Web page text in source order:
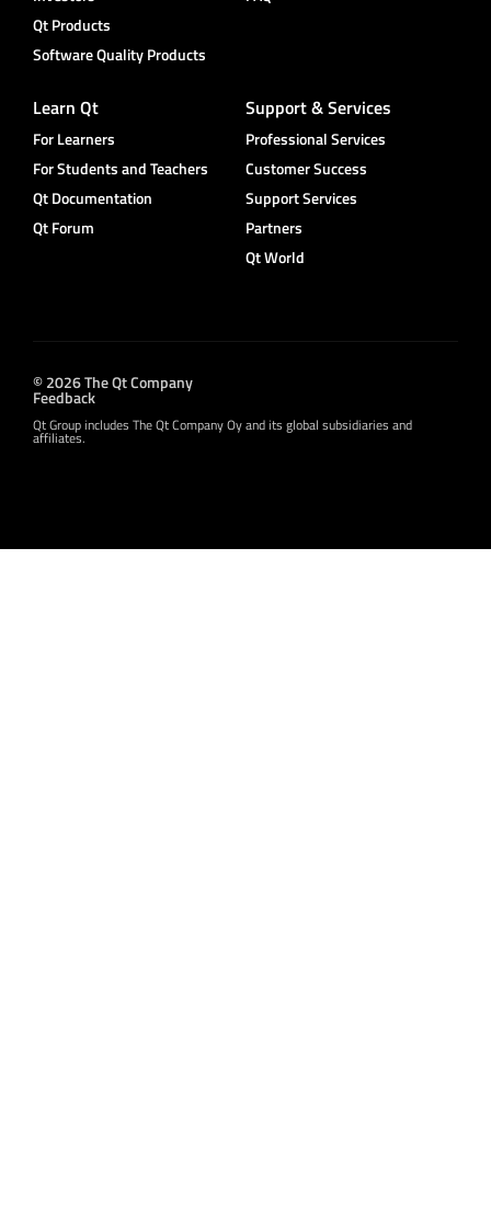
Qt Products
Software Quality Products
Learn Qt
For Learners
For Students and Teachers
Qt Documentation
Qt Forum
Support & Services
Professional Services
Customer Success
Support Services
Partners
Qt World
© 2026 The Qt Company
Feedback
Qt Group includes The Qt Company Oy and its global subsidiaries and
affiliates.